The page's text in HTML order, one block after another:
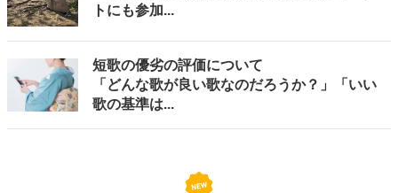
トにも参加...
短歌の優劣の評価について
「どんな歌が良い歌なのだろうか？」「いい
歌の基準は...